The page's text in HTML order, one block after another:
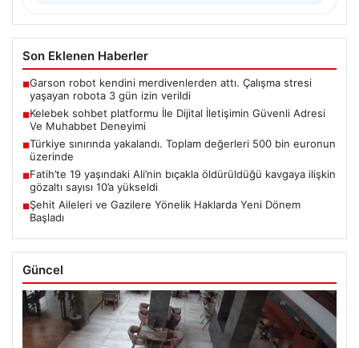
Son Eklenen Haberler
■Garson robot kendini merdivenlerden attı. Çalışma stresi
yaşayan robota 3 gün izin verildi
■Kelebek sohbet platformu İle Dijital İletişimin Güvenli Adresi
Ve Muhabbet Deneyimi
■Türkiye sınırında yakalandı. Toplam değerleri 500 bin euronun
üzerinde
■Fatih’te 19 yaşındaki Ali’nin bıçakla öldürüldüğü kavgaya ilişkin
gözaltı sayısı 10’a yükseldi
■Şehit Aileleri ve Gazilere Yönelik Haklarda Yeni Dönem
Başladı
Güncel